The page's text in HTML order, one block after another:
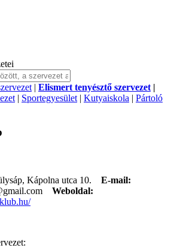
| Elismert tenyésztő szervezet |
| Sportegyesület | Kutyaiskola | Pártoló
Kápolna utca 10. E-mail:
Weboldal: